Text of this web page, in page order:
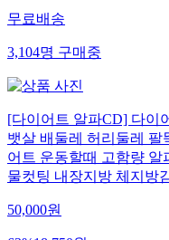
무료배송
3,104명구매중
[다이어트 알파CD] 다이
뱃살 배둘레 허리둘레 팔
어트 운동할때 고함량 알
물컷팅 내장지방 체지방
50,000원